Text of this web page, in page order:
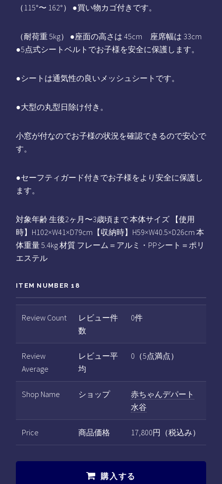
（115°〜 162°） ●買い物カゴ付きです。
（耐荷重 5kg） ●座面の高さは 45cm 座席幅は 33cm
●5点式シートベルトでお子様を安全に保護します。
●シートは通気性の良いメッシュシートです。
●大型の丸型日除け付き。
小窓が付なのでお子様の状況を確認できるので安心で
す。
●セーフティガード付きでお子様をより安全に保護し
ます。
対象年齢 生後2ヶ月〜3歳頃まで 本体サイズ 【使用
時】H102×W41×D79cm【収納時】H59×W40.5×D26cm 本
体重量 5.4kg 材質 フレーム＝アルミ・PPシート＝ポリ
エステル
ITEM NUMBER 18
Review Count
レビュー件
数
0件
Review
Average
レビュー平
均
0（5点満点）
Shop Name ショップ
赤ちゃんデパート
水谷
Price 商品価格 17,800円（税込み）
購入する